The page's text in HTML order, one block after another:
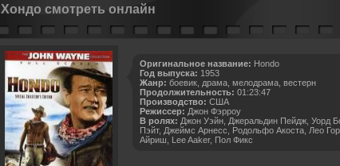
Хондо смотреть онлайн
Оригинальное название: Hondo
Год выпуска: 1953
Жанр: боевик, драма, мелодрама, вестерн
Продолжительность: 01:23:47
Производство: США
Режиссер: Джон Фэрроу
В ролях: Джон Уэйн, Джеральдин Пейдж, Уорд
Пэйт, Джеймс Арнесс, Родольфо Акоста, Лео
Айриш, Lee Aaker, Пол Фикс